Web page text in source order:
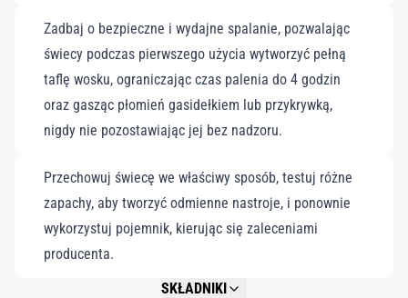
Zadbaj o bezpieczne i wydajne spalanie, pozwalając
świecy podczas pierwszego użycia wytworzyć pełną
taflę wosku, ograniczając czas palenia do 4 godzin
oraz gasząc płomień gasidełkiem lub przykrywką,
nigdy nie pozostawiając jej bez nadzoru.
Przechowuj świecę we właściwy sposób, testuj różne
zapachy, aby tworzyć odmienne nastroje, i ponownie
wykorzystuj pojemnik, kierując się zaleceniami
producenta.
SKŁADNIKI